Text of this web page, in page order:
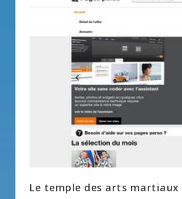
Le temple des arts